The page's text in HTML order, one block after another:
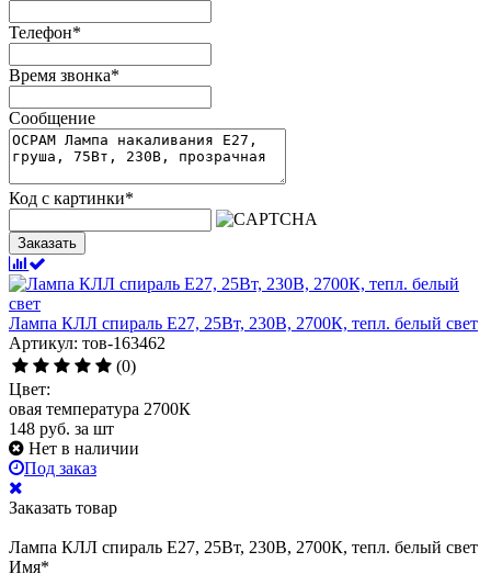
Телефон*
Время звонка*
Сообщение
Код с картинки*
Заказать
Лампа КЛЛ спираль Е27, 25Вт, 230В, 2700К, тепл. белый свет
Артикул: тов-163462
(0)
Цвет:
овая температура 2700К
148 руб. за шт
Нет в наличии
Под заказ
Заказать товар
Лампа КЛЛ спираль Е27, 25Вт, 230В, 2700К, тепл. белый свет
Имя*